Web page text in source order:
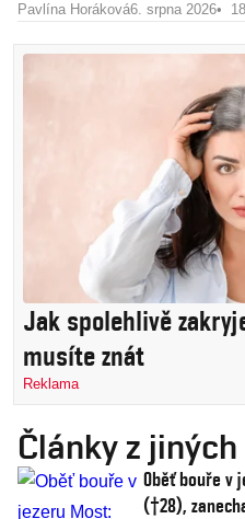
Pavlína Horáková6. srpna 2026
Jak spolehlivě
musíte znát
Reklama
Články z
Oběť bouře v
(†28),